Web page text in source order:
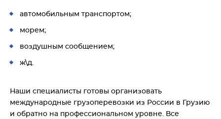
автомобильным транспортом;
морем;
воздушным сообщением;
ж\д.
Наши специалисты готовы организовать
международные грузоперевозки из России в Грузию
и обратно на профессиональном уровне. Все